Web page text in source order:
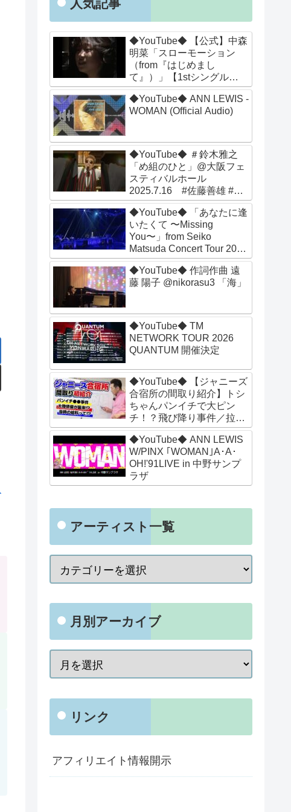
人気記事
◆YouTube◆ 【公式】中森
明菜「スローモーション
（from『はじめまし
て』）」【1stシングル
(1982年5月1日発売)】
Akina Nakamori ／Slow
Motion
◆YouTube◆ ANN LEWIS -
WOMAN (Official Audio)
◆YouTube◆ ＃鈴木雅之
「め組のひと」@大阪フェ
スティバルホール
2025.7.16 #佐藤善雄 #桑
野信義 #鈴木雅之45周年 #
め組のひと #めッ #ライブ
#夏ソング #夏うた
◆YouTube◆ 「あなたに逢
いたくて 〜Missing
You〜」from Seiko
Matsuda Concert Tour 2023
“Parade"
◆YouTube◆ 作詞作曲 遠
藤 陽子 @nikorasu3 「海」
◆YouTube◆ TM
NETWORK TOUR 2026
QUANTUM 開催決定
◆YouTube◆ 【ジャニーズ
合宿所の間取り紹介】トシ
ちゃんパンイチで大ピン
チ！？飛び降り事件／拉致
監禁！？超大物俳優が襲撃
／ジャニーズの給料事情と
は【スターの華麗なる住宅
遍歴】
◆YouTube◆ ANN LEWIS
W/PINX ｢WOMAN｣A･A･
OH!'91LIVE in 中野サンプ
ラザ
アーティスト一覧
月別アーカイブ
リンク
アフィリエイト情報開示